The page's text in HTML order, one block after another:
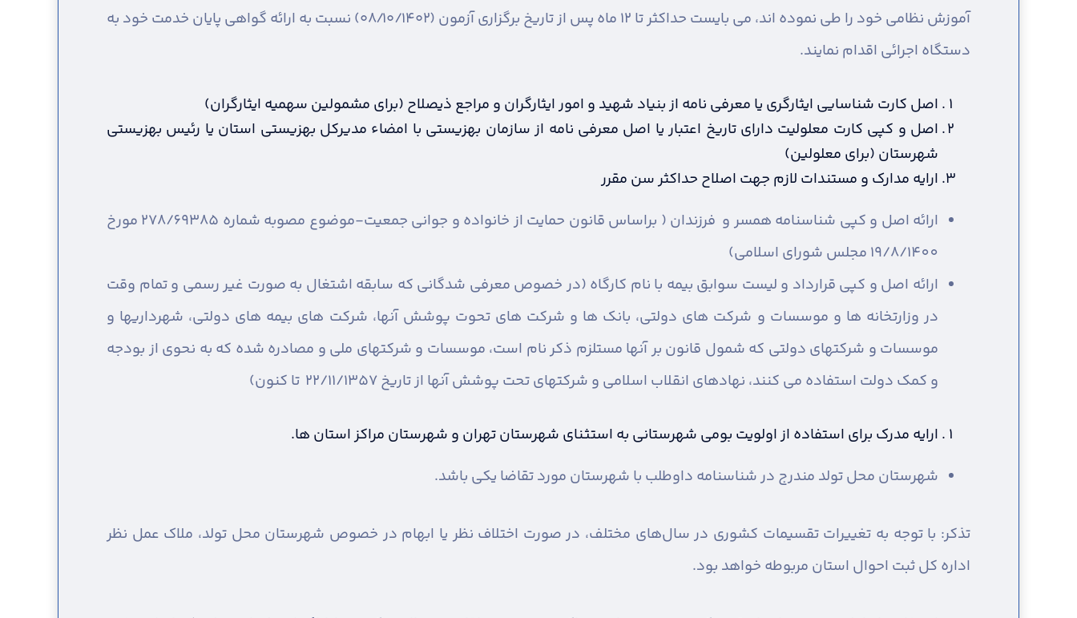
آموزش نظامی خود را طی نموده اند، می بایست حداکثر تا ۱۲ ماه پس از تاریخ برگزاری آزمون (۰۸/۱۰/۱۴۰۲) نسبت به ارائه گواهی پایان خدمت خود به
دستگاه اجرائی اقدام نمایند.
اصل کارت شناسایی ایثارگری یا معرفی نامه از بنیاد شهید و امور ایثارگران و مراجع ذیصلاح (برای مشمولین سهمیه ایثارگران)
اصل و کپی کارت معلولیت دارای تاریخ اعتبار یا اصل معرفی نامه از سازمان بهزیستی با امضاء مدیرکل بهزیستی استان یا رئیس بهزیستی
شهرستان (برای معلولین)
ارایه مدارک و مستندات لازم جهت اصلاح حداکثر سن مقرر
ارائه اصل و کپی شناسنامه همسر و فرزندان ( براساس قانون حمایت از خانواده و جوانی جمعیت-موضوع مصوبه شماره 278/69385 مورخ
19/8/1400 مجلس شورای اسلامی)
ارائه اصل و کپی قرارداد و لیست سوابق بیمه با نام کارگاه (در خصوص معرفی شدگانی که سابقه اشتغال به صورت غیر رسمی و تمام وقت
در وزارتخانه ها و موسسات و شرکت های دولتی، بانک ها و شرکت های تحوت پوشش آنها، شرکت های بیمه های دولتی، شهرداریها و
موسسات و شرکتهای دولتی که شمول قانون بر آنها مستلزم ذکر نام است، موسسات و شرکتهای ملی و مصادره شده که به نحوی از بودجه
و کمک دولت استفاده می کنند، نهادهای انقلاب اسلامی و شرکتهای تحت پوشش آنها از تاریخ 22/11/1357 تا کنون)
ارایه مدرک برای استفاده از اولویت بومی شهرستانی به استثنای شهرستان تهران و شهرستان مراکز استان ها.
شهرستان محل تولد مندرج در شناسنامه داوطلب با شهرستان مورد تقاضا یکی باشد.
تذکر: با توجه به تغییرات تقسیمات کشوری در سال‌های مختلف، در صورت اختلاف نظر یا ابهام در خصوص شهرستان محل تولد، ملاک عمل نظر
اداره کل ثبت احوال استان مربوطه خواهد بود.